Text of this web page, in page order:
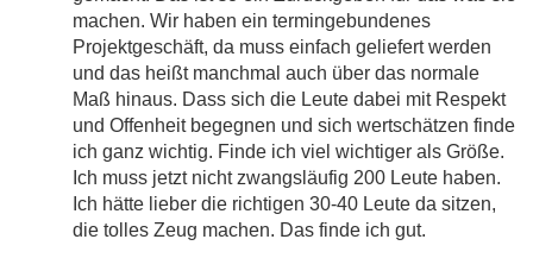
machen. Wir haben ein termingebundenes
Projektgeschäft, da muss einfach geliefert werden
und das heißt manchmal auch über das normale
Maß hinaus. Dass sich die Leute dabei mit Respekt
und Offenheit begegnen und sich wertschätzen finde
ich ganz wichtig. Finde ich viel wichtiger als Größe.
Ich muss jetzt nicht zwangsläufig 200 Leute haben.
Ich hätte lieber die richtigen 30-40 Leute da sitzen,
die tolles Zeug machen. Das finde ich gut.